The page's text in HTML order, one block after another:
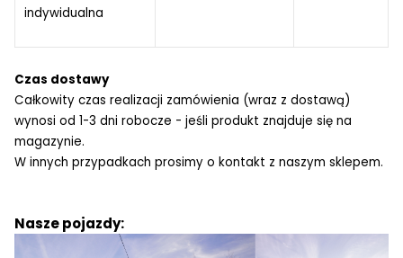
indywidualna
Czas dostawy
Całkowity czas realizacji zamówienia (wraz z dostawą)
wynosi od 1-3 dni robocze - jeśli produkt znajduje się na
magazynie.
W innych przypadkach prosimy o kontakt z naszym sklepem.
Nasze pojazdy: